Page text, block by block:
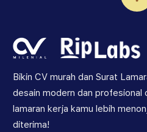
Bikin CV murah dan Surat
desain modern dan profesional
lamaran kerja kamu lebih
diterima!